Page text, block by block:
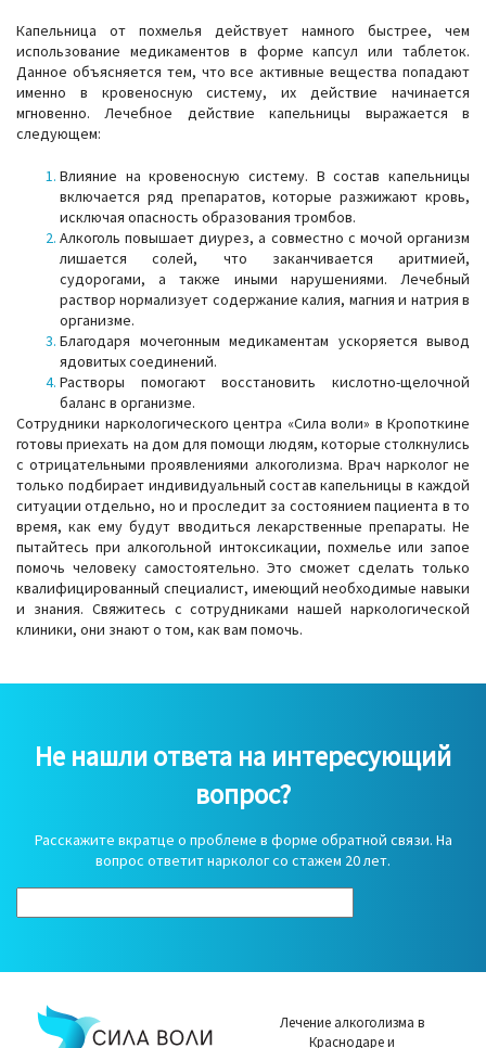
Капельница от похмелья действует намного быстрее, чем
использование медикаментов в форме капсул или таблеток.
Данное объясняется тем, что все активные вещества попадают
именно в кровеносную систему, их действие начинается
мгновенно. Лечебное действие капельницы выражается в
следующем:
Влияние на кровеносную систему. В состав капельницы
включается ряд препаратов, которые разжижают кровь,
исключая опасность образования тромбов.
Алкоголь повышает диурез, а совместно с мочой организм
лишается солей, что заканчивается аритмией,
судорогами, а также иными нарушениями. Лечебный
раствор нормализует содержание калия, магния и натрия в
организме.
Благодаря мочегонным медикаментам ускоряется вывод
ядовитых соединений.
Растворы помогают восстановить кислотно-щелочной
баланс в организме.
Сотрудники наркологического центра «Сила воли» в Кропоткине
готовы приехать на дом для помощи людям, которые столкнулись
с отрицательными проявлениями алкоголизма. Врач нарколог не
только подбирает индивидуальный состав капельницы в каждой
ситуации отдельно, но и проследит за состоянием пациента в то
время, как ему будут вводиться лекарственные препараты. Не
пытайтесь при алкогольной интоксикации, похмелье или запое
помочь человеку самостоятельно. Это сможет сделать только
квалифицированный специалист, имеющий необходимые навыки
и знания. Свяжитесь с сотрудниками нашей наркологической
клиники, они знают о том, как вам помочь.
Не нашли ответа на интересующий
вопрос?
Расскажите вкратце о проблеме в форме обратной связи. На
вопрос ответит нарколог со стажем 20 лет.
Лечение алкоголизма в
Краснодаре и